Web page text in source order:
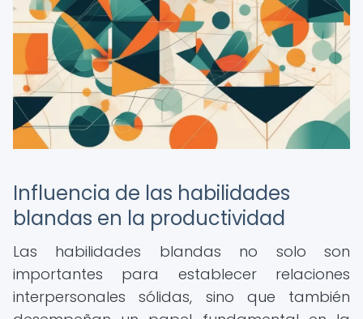
Influencia de las habilidades
blandas en la productividad
Las habilidades blandas no solo son
importantes para establecer relaciones
interpersonales sólidas, sino que también